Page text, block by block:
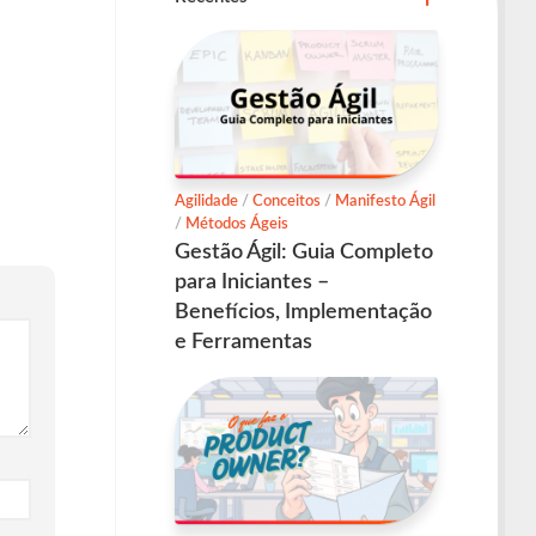
Agilidade / Conceitos / Manifesto Ágil
/ Métodos Ágeis
Gestão Ágil: Guia Completo
para Iniciantes –
Benefícios, Implementação
e Ferramentas